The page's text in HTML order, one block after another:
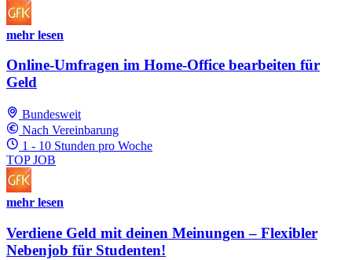
mehr lesen
Online-Umfragen im Home-Office bearbeiten für
Geld
Bundesweit
Nach Vereinbarung
1 - 10 Stunden pro Woche
TOP JOB
mehr lesen
Verdiene Geld mit deinen Meinungen – Flexibler
Nebenjob für Studenten!